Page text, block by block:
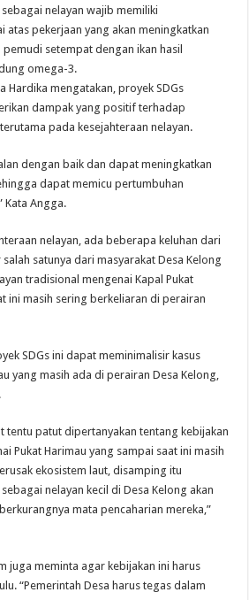
nelayan wajib memiliki
atas pekerjaan yang akan meningkatkan
setempat dengan ikan hasil
omega-3.
Hardika mengatakan, proyek SDGs
dampak yang positif terhadap
pada kesejahteraan nelayan.
dengan baik dan dapat meningkatkan
dapat memicu pertumbuhan
Kata Angga.
nelayan, ada beberapa keluhan dari
satunya dari masyarakat Desa Kelong
tradisional mengenai Kapal Pukat
ini masih sering berkeliaran di perairan
SDGs ini dapat meminimalisir kasus
yang masih ada di perairan Desa Kelong,
tentu patut dipertanyakan tentang kebijakan
Pukat Harimau yang sampai saat ini masih
ekosistem laut, disamping itu
nelayan kecil di Desa Kelong akan
mata pencaharian mereka,”
juga meminta agar kebijakan ini harus
“Pemerintah Desa harus tegas dalam